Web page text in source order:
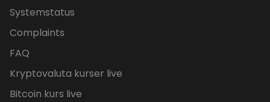
Systemstatus
Complaints
FAQ
Kryptovaluta kurser live
Bitcoin kurs live